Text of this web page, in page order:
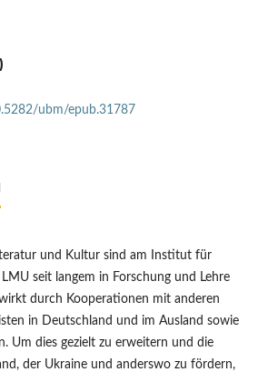
ubm/epub.31787
und Kultur sind am Institut für
seit langem in Forschung und Lehre
durch Kooperationen mit anderen
in Deutschland und im Ausland sowie
Um dies gezielt zu erweitern und die
der Ukraine und anderswo zu fördern,